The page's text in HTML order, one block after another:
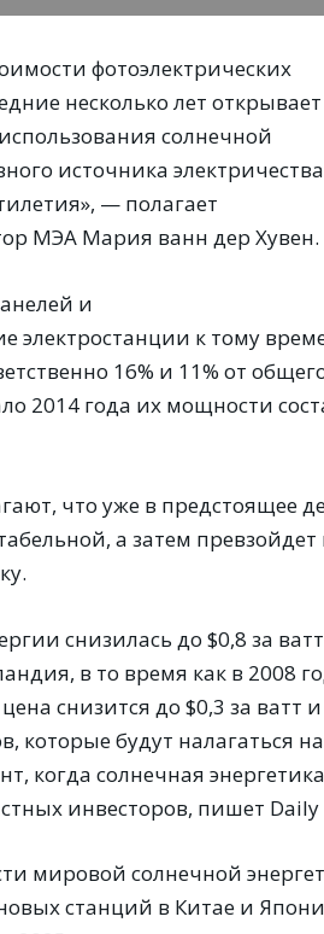
фотоэлектрических
несколько лет открывает
солнечной
источника
— полагает
МЭА Мария ванн дер Хувен.
и
электростанции к тому
16% и 11% от
2014 года их мощности
что уже в предстоящее
а затем
снизилась до $0,8 за
в то время как в 2008
снизится до $0,3 за ватт
которые будут налагаться
когда солнечная
инвесторов, пишет Daily
мировой солнечной
станций в Китае и